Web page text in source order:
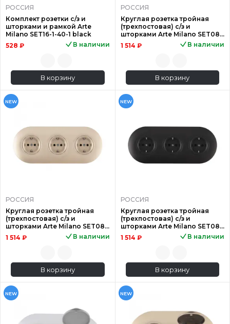
РОССИЯ
Комплект розетки с/з и
шторками и рамкой Arte
Milano SET16-1-40-1 black
528 ₽
В наличии
В корзину
РОССИЯ
Круглая розетка тройная
(трехпостовая) с/з и
шторками Arte Milano SET08-
3-40-1x3 silver
1 514 ₽ В наличии
В корзину
NEW
РОССИЯ
Круглая розетка тройная
(трехпостовая) с/з и
шторками Arte Milano SET08-
3-40-1x3 shampan
1 514 ₽ В наличии
В корзину
NEW
РОССИЯ
Круглая розетка тройная
(трехпостовая) с/з и
шторками Arte Milano SET08-
3-40-1x3 black
1 514 ₽ В наличии
В корзину
NEW NEW